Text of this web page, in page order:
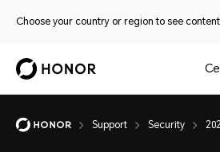
Choose your country or region to see
Support Security